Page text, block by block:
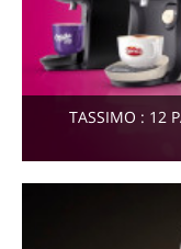
TASSIMO : 12